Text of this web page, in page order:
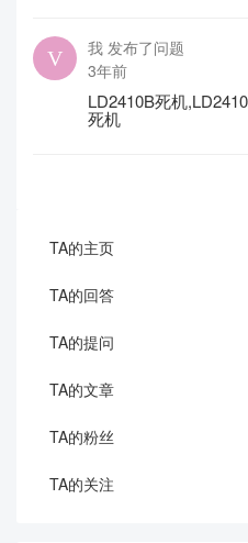
我 发布了问题
3年前
LD2410B死机
死机
TA的主页
TA的回答
TA的提问
TA的文章
TA的粉丝
TA的关注